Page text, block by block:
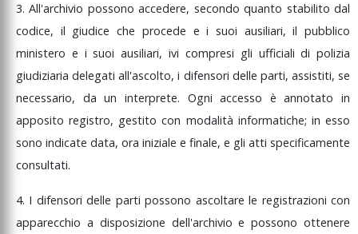
degli atti
sulla
per
detenzione
nel
per ingiusta
3.All'archivio possonoaccedere, secondoquanto stabilitodal
codice, il giudiceche procede ei suoi ausiliari,ilpubblico
ministero e isuoiausiliari,ivi compresi gli ufficialidipolizia
giudiziariadelegatiall'ascolto,i difensori delle parti, assistiti, se
necessario, daun interprete. Ogniaccesso èannotato in
appositoregistro, gestitocon modalità informatiche; inesso
sono indicate data, ora iniziale e finale, e gli atti specificamente
consultati.
4. I difensoridelle partipossono ascoltarele registrazionicon
apparecchio a disposizione dell'archivioepossonoottenere